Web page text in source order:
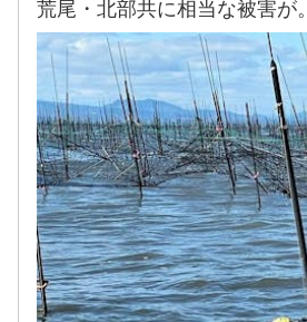
荒尾・北部共に相当な被害が。